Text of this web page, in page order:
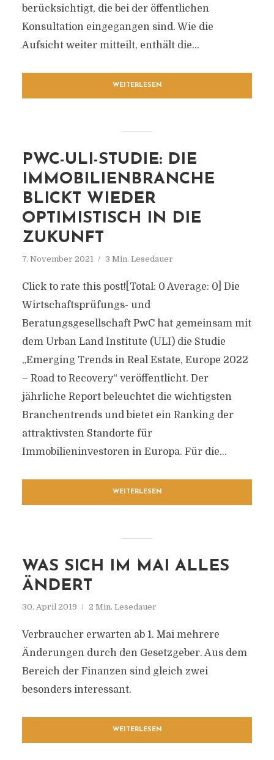
berücksichtigt, die bei der öffentlichen
Konsultation eingegangen sind. Wie die
Aufsicht weiter mitteilt, enthält die...
WEITERLESEN
PWC-ULI-STUDIE: DIE
IMMOBILIENBRANCHE
BLICKT WIEDER
OPTIMISTISCH IN DIE
ZUKUNFT
7. November 2021 3 Min. Lesedauer
Click to rate this post![Total: 0 Average: 0] Die
Wirtschaftsprüfungs- und
Beratungsgesellschaft PwC hat gemeinsam mit
dem Urban Land Institute (ULI) die Studie
„Emerging Trends in Real Estate, Europe 2022
– Road to Recovery“ veröffentlicht. Der
jährliche Report beleuchtet die wichtigsten
Branchentrends und bietet ein Ranking der
attraktivsten Standorte für
Immobilieninvestoren in Europa. Für die...
WEITERLESEN
WAS SICH IM MAI ALLES
ÄNDERT
30. April 2019 2 Min. Lesedauer
Verbraucher erwarten ab 1. Mai mehrere
Änderungen durch den Gesetzgeber. Aus dem
Bereich der Finanzen sind gleich zwei
besonders interessant.
WEITERLESEN